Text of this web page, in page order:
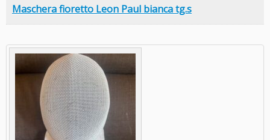
Maschera fioretto Leon Paul bianca tg.s